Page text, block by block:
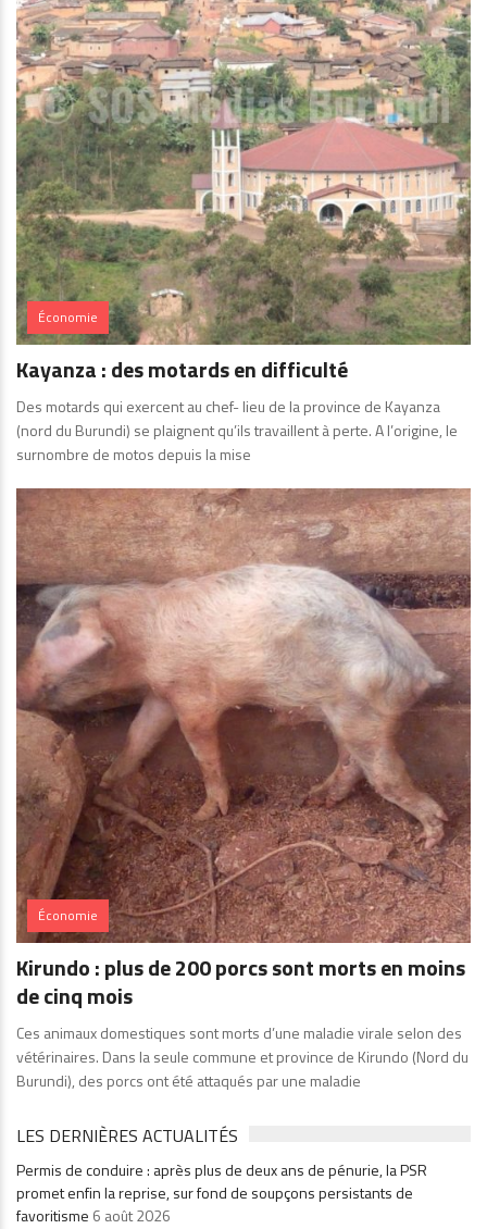
Économie
Kayanza : des motards en difficulté
Des motards qui exercent au chef- lieu de la province de Kayanza
(nord du Burundi) se plaignent qu’ils travaillent à perte. A l’origine, le
surnombre de motos depuis la mise
Économie
Kirundo : plus de 200 porcs sont morts en moins
de cinq mois
Ces animaux domestiques sont morts d’une maladie virale selon des
vétérinaires. Dans la seule commune et province de Kirundo (Nord du
Burundi), des porcs ont été attaqués par une maladie
LES DERNIÈRES ACTUALITÉS
Permis de conduire : après plus de deux ans de pénurie, la PSR
promet enfin la reprise, sur fond de soupçons persistants de
favoritisme 6 août 2026